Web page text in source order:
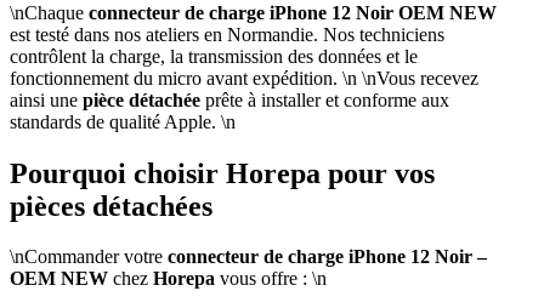
\nChaque connecteur de charge iPhone 12 Noir OEM NEW
est testé dans nos ateliers en Normandie. Nos techniciens
contrôlent la charge, la transmission des données et le
fonctionnement du micro avant expédition. \n \nVous recevez
ainsi une pièce détachée prête à installer et conforme aux
standards de qualité Apple. \n
Pourquoi choisir Horepa pour vos
pièces détachées
\nCommander votre connecteur de charge iPhone 12 Noir –
OEM NEW chez Horepa vous offre : \n